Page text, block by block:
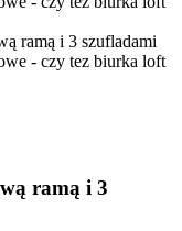
ramą i 3